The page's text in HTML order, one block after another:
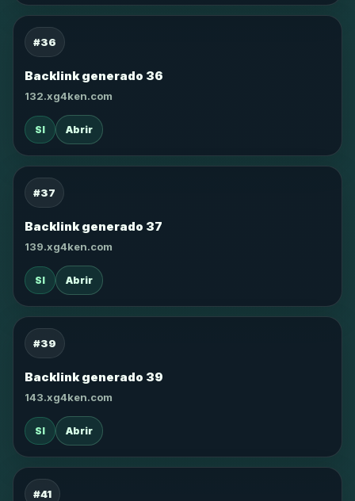
#36
Backlink generado 36
132.xg4ken.com
SI Abrir
#37
Backlink generado 37
139.xg4ken.com
SI Abrir
#39
Backlink generado 39
143.xg4ken.com
SI Abrir
#41